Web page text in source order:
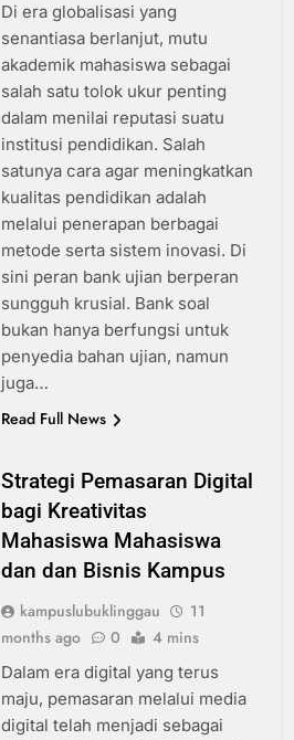
Di era globalisasi yang
senantiasa berlanjut, mutu
akademik mahasiswa sebagai
salah satu tolok ukur penting
dalam menilai reputasi suatu
institusi pendidikan. Salah
satunya cara agar meningkatkan
kualitas pendidikan adalah
melalui penerapan berbagai
metode serta sistem inovasi. Di
sini peran bank ujian berperan
sungguh krusial. Bank soal
bukan hanya berfungsi untuk
penyedia bahan ujian, namun
juga…
Read Full News
Strategi Pemasaran Digital
bagi Kreativitas
Mahasiswa Mahasiswa
dan dan Bisnis Kampus
kampuslubuklinggau
11
months ago
0 4 mins
Dalam era digital yang terus
maju, pemasaran melalui media
digital telah menjadi sebagai